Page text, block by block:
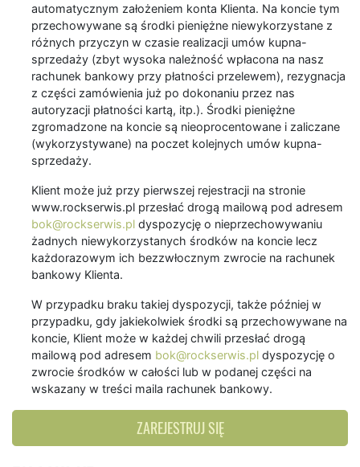
automatycznym założeniem konta Klienta. Na koncie tym
przechowywane są środki pieniężne niewykorzystane z
różnych przyczyn w czasie realizacji umów kupna-
sprzedaży (zbyt wysoka należność wpłacona na nasz
rachunek bankowy przy płatności przelewem), rezygnacja
z części zamówienia już po dokonaniu przez nas
autoryzacji płatności kartą, itp.). Środki pieniężne
zgromadzone na koncie są nieoprocentowane i zaliczane
(wykorzystywane) na poczet kolejnych umów kupna-
sprzedaży.
Klient może już przy pierwszej rejestracji na stronie
www.rockserwis.pl przesłać drogą mailową pod adresem
bok@rockserwis.pl dyspozycję o nieprzechowywaniu
żadnych niewykorzystanych środków na koncie lecz
każdorazowym ich bezzwłocznym zwrocie na rachunek
bankowy Klienta.
W przypadku braku takiej dyspozycji, także później w
przypadku, gdy jakiekolwiek środki są przechowywane na
koncie, Klient może w każdej chwili przesłać drogą
mailową pod adresem bok@rockserwis.pl dyspozycję o
zwrocie środków w całości lub w podanej części na
wskazany w treści maila rachunek bankowy.
ZAREJESTRUJ SIĘ